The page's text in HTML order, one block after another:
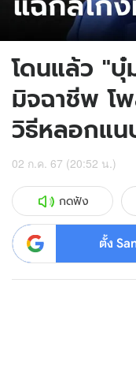
โดนแล้ว "
มิจฉาชีพ โ
วิธีหลอกแน
02 ก.ค. 67 (20:52 น.)
กดฟัง
ตั้ง